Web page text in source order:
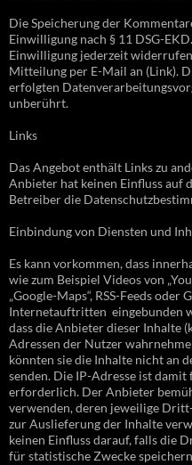
Die Speicherung der
Einwilligung nach § 11 DSG-
Einwilligung jederzeit
Mitteilung per E-Mail an (Link).
erfolgten
unberührt.
Links
Das Angebot enthält Links zu
Anbieter hat keinen Einfluss auf
Betreiber die
Einbindung von Diensten und
Es kann vorkommen, dass
wie zum Beispiel Videos von
„Google-Maps“, RSS-Feeds oder
Internetauftritten eingebunden
dass die Anbieter dieser Inhalte
Adressen der Nutzer
könnten sie die Inhalte nicht an
senden. Die IP-Adresse ist
erforderlich. Der Anbieter
verwenden, deren jeweilige
zur Auslieferung der Inhalte
keinen Einfluss darauf, falls die
für statistische Zwecke